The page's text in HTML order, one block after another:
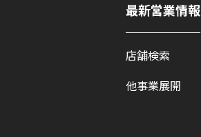
最新営業情報
店舗検索
他事業展開